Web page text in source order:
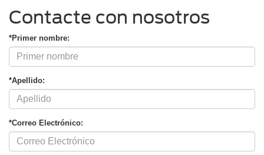
Contacte con nosotros
*Primer nombre:
*Apellido:
*Correo Electrónico: